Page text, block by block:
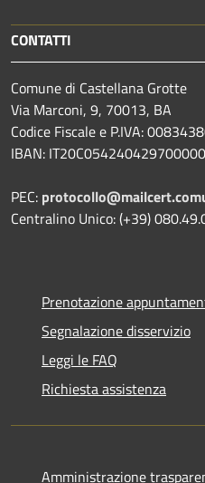
CONTATTI
Comune di Castellana Grotte
Via Marconi, 9, 70013, BA
Codice Fiscale e P.IVA:
IBAN:
PEC:
Centralino Unico: (+39)
Prenotazione
Segnalazione disservizio
Leggi le FAQ
Richiesta assistenza
Amministrazione